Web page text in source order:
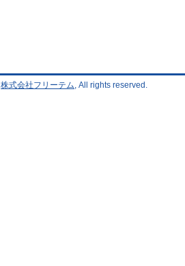
株式会社フリーテム, All rights reserved.